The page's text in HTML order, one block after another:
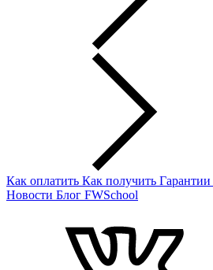
Как оплатить Как получить Гарантии
Новости Блог FWSchool